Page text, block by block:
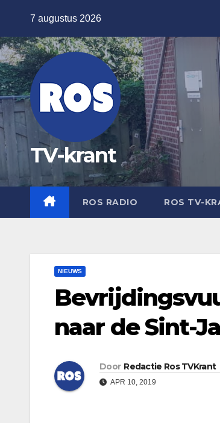
de
inhoud
7 augustus 2026
TV-krant
ROS RADIO ROS TV-
NIEUWS
naar de Sint-
Door Redactie Ros TVKrant
APR 10, 2019